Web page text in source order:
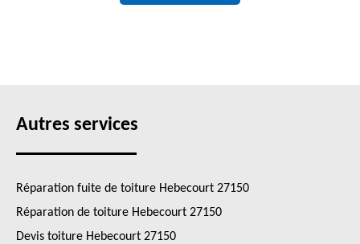
Autres services
Réparation fuite de toiture Hebecourt 27150
Réparation de toiture Hebecourt 27150
Devis toiture Hebecourt 27150